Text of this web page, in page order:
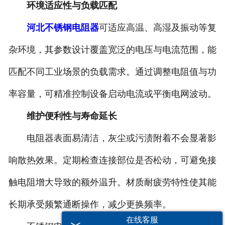
环境适应性与负载匹配
河北不锈钢电阻器可适应高温、高湿及振动等复
杂环境，其参数设计覆盖宽泛的电压与电流范围，能
匹配不同工业场景的负载需求。通过调整电阻值与功
率容量，可精准控制设备启动电流或平衡电网波动。
维护便利性与寿命延长
电阻器表面易清洁，灰尘或污渍附着不会显著影
响散热效果。定期检查连接部位是否松动，可避免接
触电阻增大导致的额外温升。材质耐疲劳特性使其能
长期承受频繁通断操作，减少更换频率。
在线客服